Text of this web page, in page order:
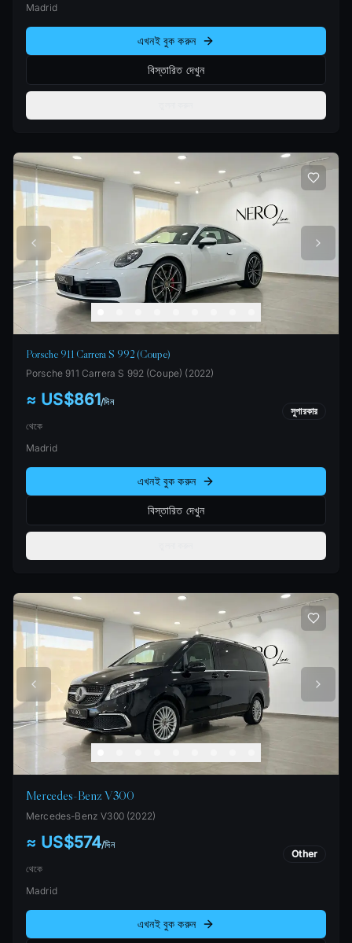
Madrid
এখনই বুক করুন
বিস্তারিত দেখুন
Porsche 911 Carrera S 992 (Coupe)
Porsche 911 Carrera S 992 (Coupe) (2022)
≈ US$861/দিন
থেকে
সুপারকার
Madrid
এখনই বুক করুন
বিস্তারিত দেখুন
Mercedes-Benz V300
Mercedes-Benz V300(2022)
≈ US$574/দিন
থেকে
Other
Madrid
এখনই বুক করুন